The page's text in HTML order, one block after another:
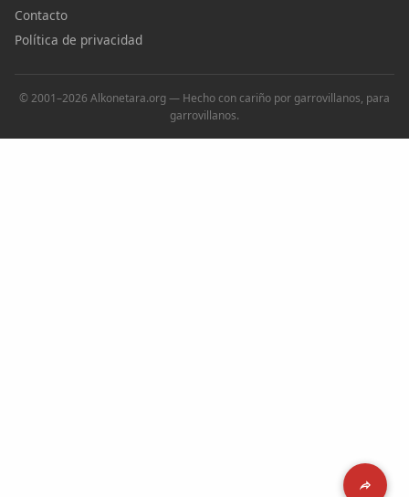
Contacto
Política de privacidad
© 2001–2026 Alkonetara.org — Hecho con cariño por garrovillanos, para
garrovillanos.